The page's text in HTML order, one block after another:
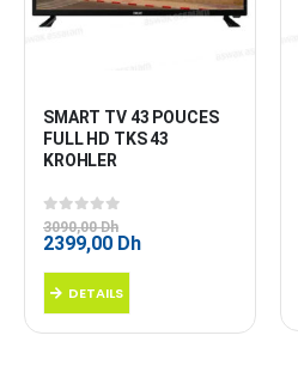
SMART TV 43 POUCES
FULL HD TKS 43
KROHLER
0sur 5
3090,00Dh
Le
était :
3090,00 Dh.
2399,00 DhLe
DETAILS